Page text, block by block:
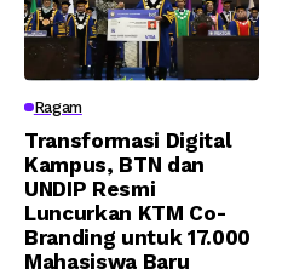
Ragam
Transformasi Digital
Kampus, BTN dan
UNDIP Resmi
Luncurkan KTM Co-
Branding untuk 17.000
Mahasiswa Baru